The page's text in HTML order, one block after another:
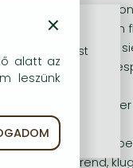
nach Pakistan
hört, verbietet
des Herzens
Geschichte von
Khan vom
rührend,
×
alatt az
leszünk
szolgáltatást